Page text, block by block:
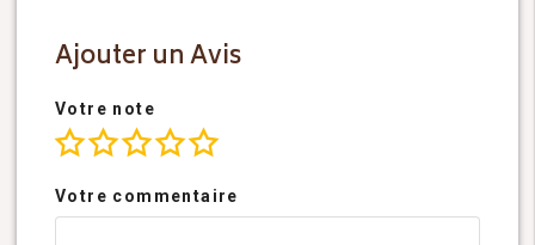
Ajouter un Avis
Votre note
Votre commentaire